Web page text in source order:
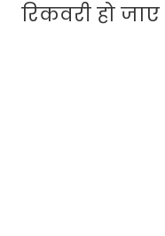
रिकवरी हो